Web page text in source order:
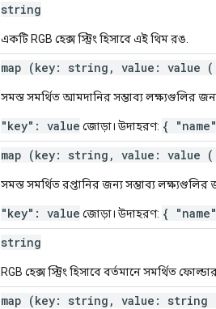
string
একটি RGB হেক্স স্ট্রিং হিসাবে এই থিম রঙ.
map (key: string, value: value (
সমস্ত সমর্থিত আমদানির সম্ভাব্য লক্ষ্যগুলির
"key": value জোড়া। উদাহরণ: {
map (key: string, value: value (
সমস্ত সমর্থিত রপ্তানির জন্য সম্ভাব্য
"key": value জোড়া। উদাহরণ: {
string
RGB হেক্স স্ট্রিং হিসাবে বর্তমানে সমর্থিত
map (key: string, value: string